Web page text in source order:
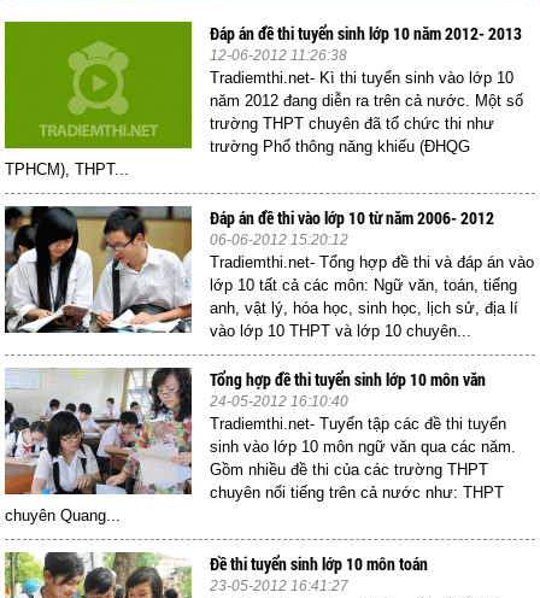
Đáp án đề thi tuyển sinh lớp 10 năm 2012- 2013
12-06-2012 11:26:38
Tradiemthi.net- Kì thi tuyển sinh vào lớp 10
năm 2012 đang diễn ra trên cả nước. Một số
trường THPT chuyên đã tổ chức thi như
trường Phổ thông năng khiếu (ĐHQG
TPHCM), THPT...
Đáp án đề thi vào lớp 10 từ năm 2006- 2012
06-06-2012 15:20:12
Tradiemthi.net- Tổng hợp đề thi và đáp án vào
lớp 10 tất cả các môn: Ngữ văn, toán, tiếng
anh, vật lý, hóa học, sinh học, lịch sử, địa lí
vào lớp 10 THPT và lớp 10 chuyên...
Tổng hợp đề thi tuyển sinh lớp 10 môn văn
24-05-2012 16:10:40
Tradiemthi.net- Tuyển tập các đề thi tuyển
sinh vào lớp 10 môn ngữ văn qua các năm.
Gồm nhiều đề thi của các trường THPT
chuyên nổi tiếng trên cả nước như: THPT
chuyên Quang...
Đề thi tuyển sinh lớp 10 môn toán
23-05-2012 16:41:27